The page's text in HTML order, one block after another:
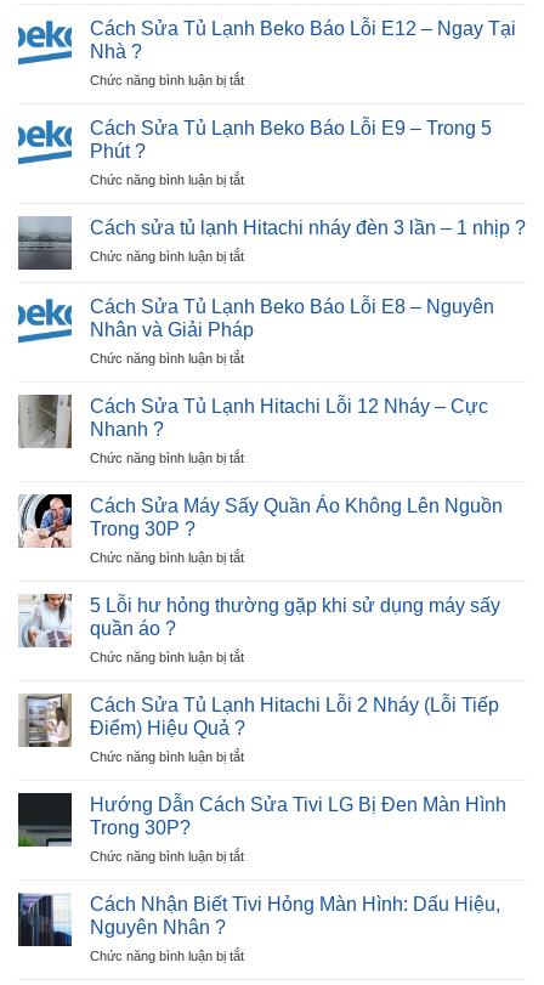
Máy
Bãi
Hải
30P
Tới
Cách Sửa Tủ Lạnh Beko Báo Lỗi E12 – Ngay Tại
Nhà ?
Chức năng bình luận bị tắtở
Sửa
Beko
Lỗi
–
Tại
Nhà
Cách Sửa Tủ Lạnh Beko Báo Lỗi E9 – Trong 5
Phút ?
Chức năng bình luận bị tắtở
Sửa
Lạnh
Báo
Lỗi
E9
–
5
Cách sửa tủ lạnh Hitachi nháy đèn 3 lần – 1 nhịp ?
Chức năng bình luận bị tắtở
sửa
tủ
lạnh
Hitachi
đèn
–
nhịp
Cách Sửa Tủ Lạnh Beko Báo Lỗi E8 – Nguyên
Nhân và Giải Pháp
Chức năng bình luận bị tắtở
Sửa
Beko
Lỗi
Nguyên
và
Cách Sửa Tủ Lạnh Hitachi Lỗi 12 Nháy – Cực
Nhanh ?
Chức năng bình luận bị tắtở
Sửa
Tủ
Hitachi
12
Cực
?
Cách Sửa Máy Sấy Quần Áo Không Lên Nguồn
Trong 30P ?
Chức năng bình luận bị tắtở
Sửa
Quần
Không
Lên
Trong
?
5 Lỗi hư hỏng thường gặp khi sử dụng máy sấy
quần áo ?
Chức năng bình luận bị tắtở
Lỗi
thường
khi
máy
quần
Cách Sửa Tủ Lạnh Hitachi Lỗi 2 Nháy (Lỗi Tiếp
Điểm) Hiệu Quả ?
Chức năng bình luận bị tắtở
Sửa
Hitachi
2
Tiếp
Hướng Dẫn Cách Sửa Tivi LG Bị Đen Màn Hình
Trong 30P?
Chức năng bình luận bị tắtở
Dẫn
Tivi
Cách Nhận Biết Tivi Hỏng Màn Hình: Dấu Hiệu,
Nguyên Nhân ?
Chức năng bình luận bị tắtở